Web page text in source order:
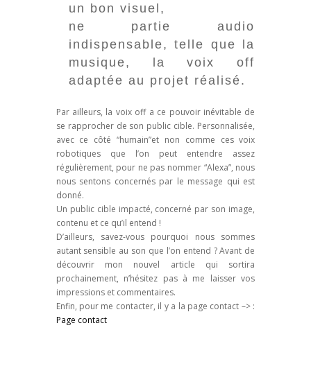
un bon visuel,
ne partie audio
indispensable, telle que la
musique, la voix off
adaptée au projet réalisé.
Par ailleurs, la voix off a ce pouvoir inévitable de
se rapprocher de son public cible. Personnalisée,
avec ce côté “humain”et non comme ces voix
robotiques que l’on peut entendre assez
régulièrement, pour ne pas nommer “Alexa”, nous
nous sentons concernés par le message qui est
donné.
Un public cible impacté, concerné par son image,
contenu et ce qu’il entend !
D’ailleurs, savez-vous pourquoi nous sommes
autant sensible au son que l’on entend ? Avant de
découvrir mon nouvel article qui sortira
prochainement, n’hésitez pas à me laisser vos
impressions et commentaires.
Enfin, pour me contacter, il y a la page contact –> :
Page contact